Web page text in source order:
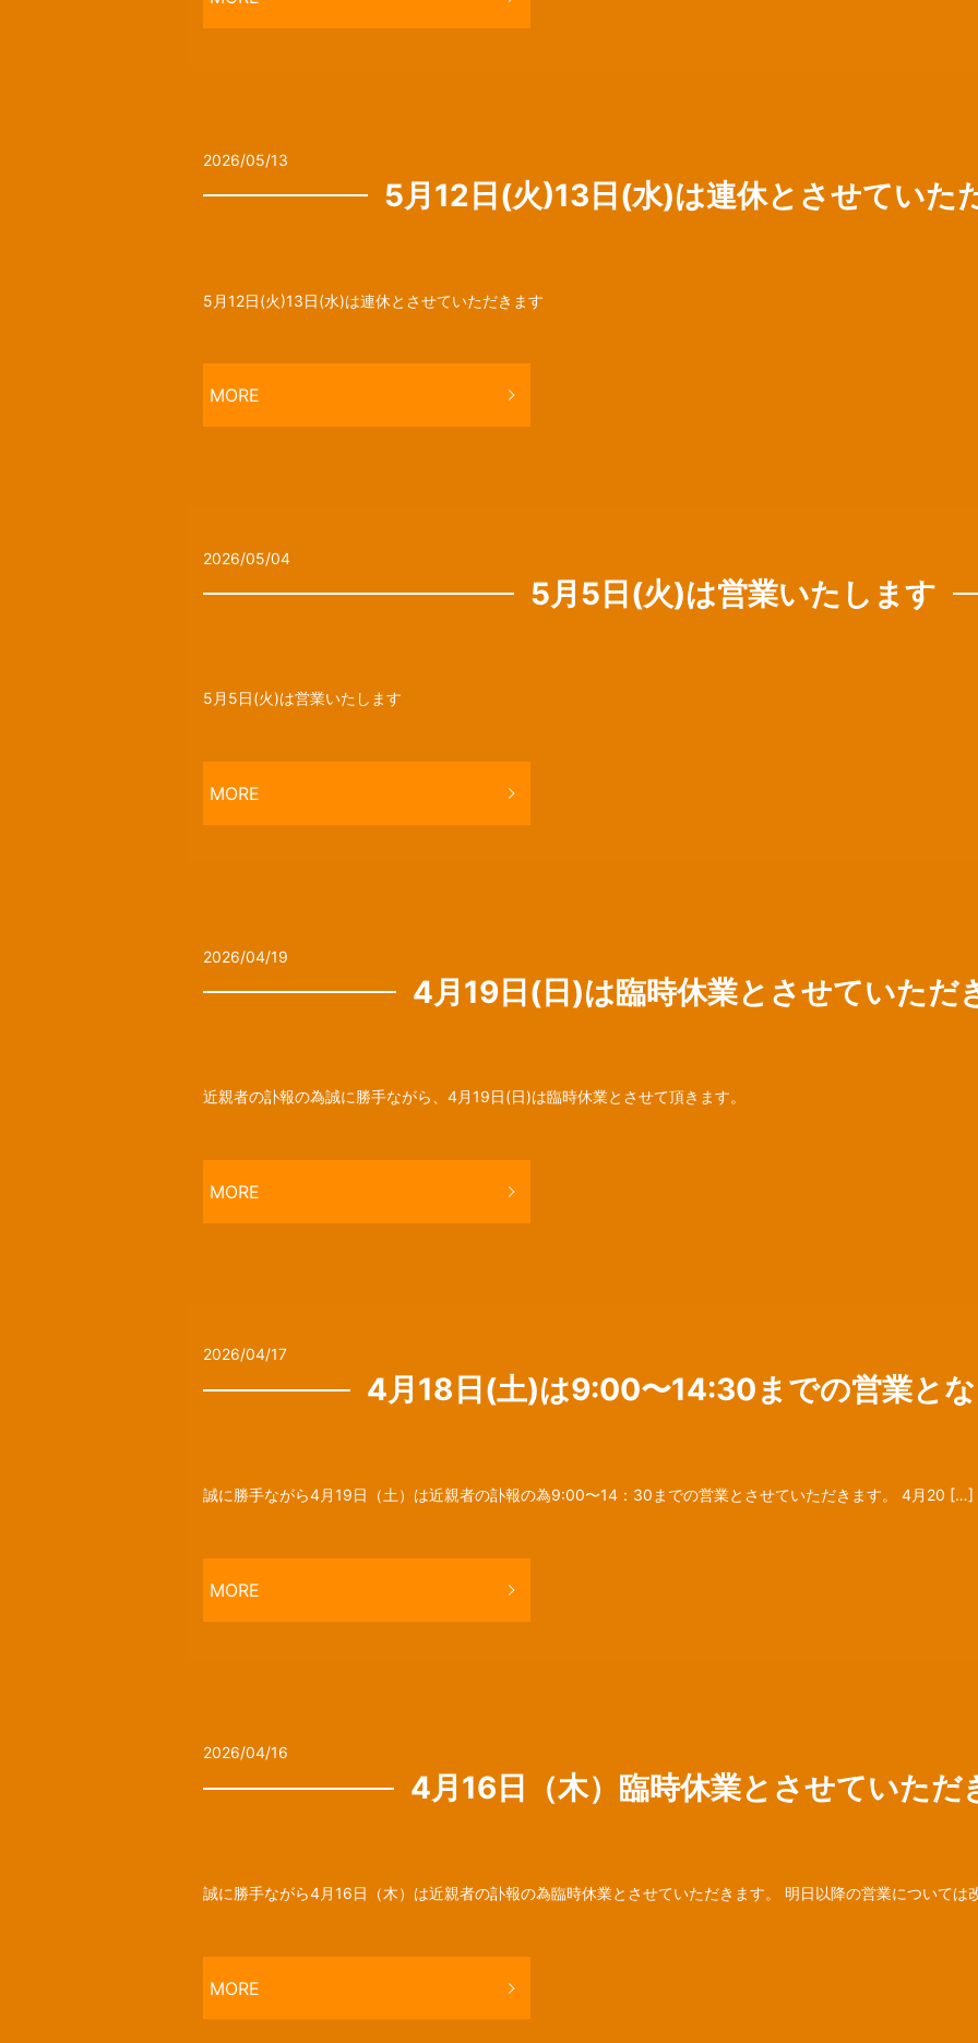
2026/05/13
5月12日(火)13日(水)は連休とさせていた
5月12日(火)13日(水)は連休とさせていただきます
MORE
2026/05/04
5月5日(火)は営業いたします
5月5日(火)は営業いたします
MORE
2026/04/19
4月19日(日)は臨時休業とさせていただ
近親者の訃報の為誠に勝手ながら、4月19日(日)は臨時休業とさせて頂きます。
MORE
2026/04/17
4月18日(土)は9:00〜14:30までの営業と
誠に勝手ながら4月19日（土）は近親者の訃報の為9:00〜14：30までの営業とさせていただきます。 4月20 […]
MORE
2026/04/16
4月16日（木）臨時休業とさせていただ
誠に勝手ながら4月16日（木）は近親者の訃報の為臨時休業とさせていただきます。 明日以降の営業について
MORE